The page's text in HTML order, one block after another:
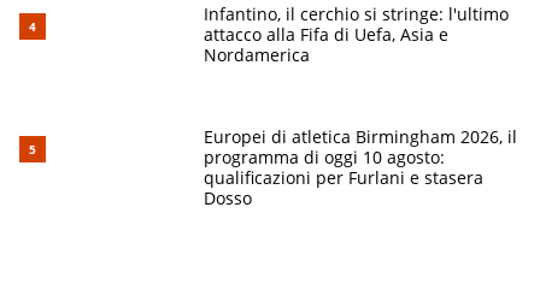
Infantino, il cerchio si stringe: l'ultimo
attacco alla Fifa di Uefa, Asia e
Nordamerica
Europei di atletica Birmingham 2026, il
programma di oggi 10 agosto:
qualificazioni per Furlani e stasera
Dosso